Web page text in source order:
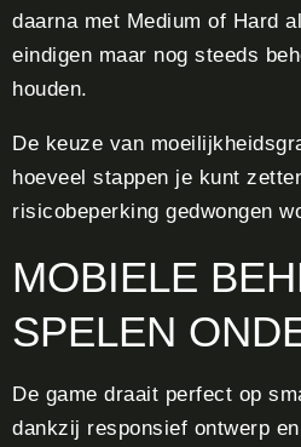
daarna met Medium of Hard
eindigen maar nog steeds
houden.
De keuze van
hoeveel stappen je kunt
risicobeperking gedwongen
MOBIELE
SPELEN
De game draait perfect op
dankzij responsief ontwerp